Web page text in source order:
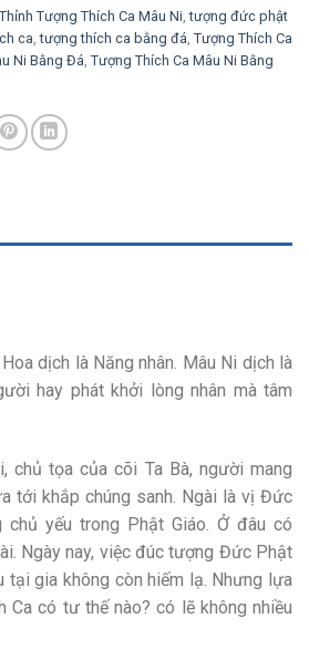
Thỉnh Tượng Thích Ca Mâu Ni,tượng đức phật
ca,tượng thích ca bằng đá, Tượng Thích Ca
Ni Bằng Đá, Tượng Thích Ca Mâu Ni Bằng
Hoa dịch là Năng nhân. Mâu Ni dịch là
hay phát khởi lòng nhân mà tâm
chủ tọa của cõi Ta Bà, người mang
tới khắp chúng sanh. Ngài là vị Đức
yếu trong Phật Giáo. Ở đâu có
Ngày nay, việc đúc tượng Đức Phật
tại gia không còn hiếm lạ. Nhưng lựa
Ca có tư thế nào? có lẽ không nhiều